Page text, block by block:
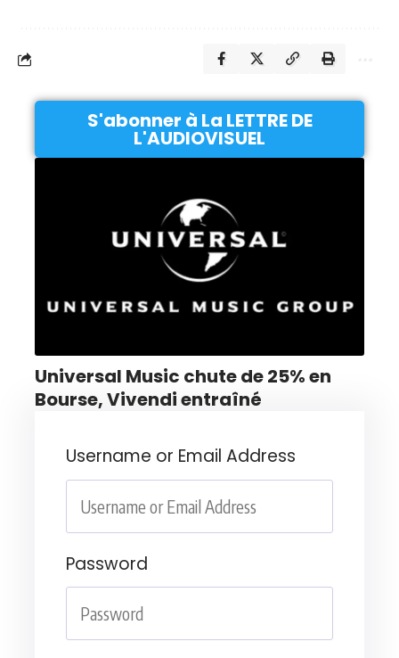
S'abonner à La LETTRE DE
L'AUDIOVISUEL
Universal Music chute de 25% en
Bourse, Vivendi entraîné
Username or Email Address
Password